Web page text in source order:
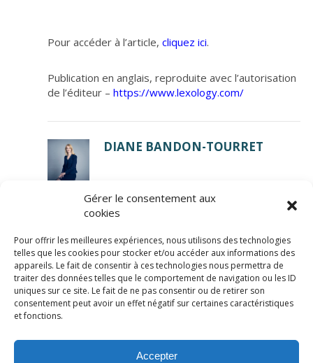
Gérer le consentement aux
cookies
Pour offrir les meilleures expériences, nous utilisons des technologies
telles que les cookies pour stocker et/ou accéder aux informations des
appareils. Le fait de consentir à ces technologies nous permettra de
traiter des données telles que le comportement de navigation ou les ID
uniques sur ce site. Le fait de ne pas consentir ou de retirer son
consentement peut avoir un effet négatif sur certaines caractéristiques
et fonctions.
Accepter
Pour accéder à l’article, cliquez ici.
Publication en anglais, reproduite avec l’autorisation
de l’éditeur – https://www.lexology.com/
DIANE BANDON-TOURRET
© LexCase 2026
Mentions légales
Politique de confidentialité
Conditions générales